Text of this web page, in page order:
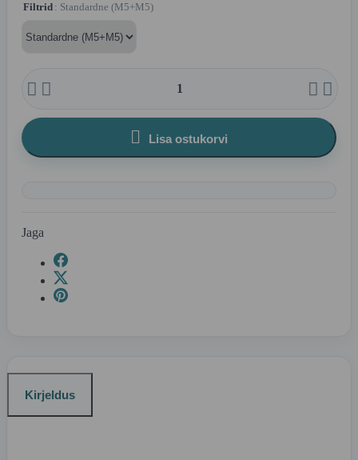
Filtrid : Standardne (M5+M5)
   
 Lisa ostukorvi
Jaga
Kirjeldus